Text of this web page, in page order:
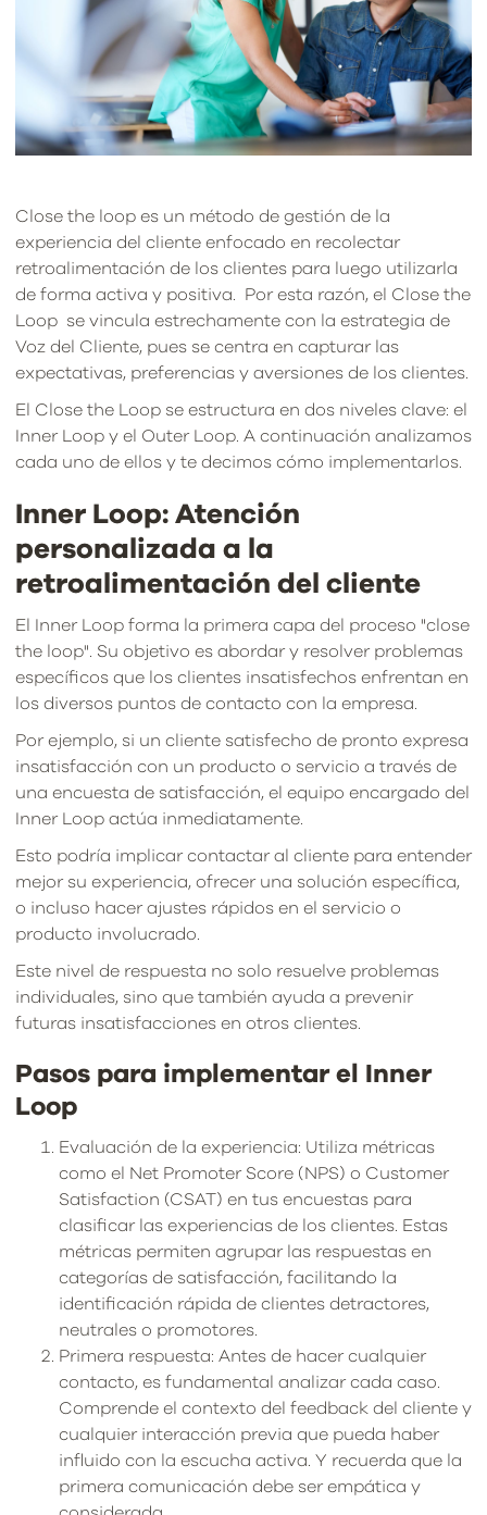
Close the loop es un método de gestión de la
experiencia del cliente enfocado en recolectar
retroalimentación de los clientes para luego utilizarla
de forma activa y positiva. Por esta razón, el Close the
Loop se vincula estrechamente con la estrategia de
Voz del Cliente, pues se centra en capturar las
expectativas, preferencias y aversiones de los clientes.
El Close the Loop se estructura en dos niveles clave: el
Inner Loop y el Outer Loop. A continuación analizamos
cada uno de ellos y te decimos cómo implementarlos.
Inner Loop: Atención
personalizada a la
retroalimentación del cliente
El Inner Loop forma la primera capa del proceso "close
the loop". Su objetivo es abordar y resolver problemas
específicos que los clientes insatisfechos enfrentan en
los diversos puntos de contacto con la empresa.
Por ejemplo, si un cliente satisfecho de pronto expresa
insatisfacción con un producto o servicio a través de
una encuesta de satisfacción, el equipo encargado del
Inner Loop actúa inmediatamente.
Esto podría implicar contactar al cliente para entender
mejor su experiencia, ofrecer una solución específica,
o incluso hacer ajustes rápidos en el servicio o
producto involucrado.
Este nivel de respuesta no solo resuelve problemas
individuales, sino que también ayuda a prevenir
futuras insatisfacciones en otros clientes.
Pasos para implementar el Inner
Loop
Evaluación de la experiencia: Utiliza métricas
como el Net Promoter Score (NPS) o Customer
Satisfaction (CSAT) en tus encuestas para
clasificar las experiencias de los clientes. Estas
métricas permiten agrupar las respuestas en
categorías de satisfacción, facilitando la
identificación rápida de clientes detractores,
neutrales o promotores.
Primera respuesta: Antes de hacer cualquier
contacto, es fundamental analizar cada caso.
Comprende el contexto del feedback del cliente y
cualquier interacción previa que pueda haber
influido con la escucha activa. Y recuerda que la
primera comunicación debe ser empática y